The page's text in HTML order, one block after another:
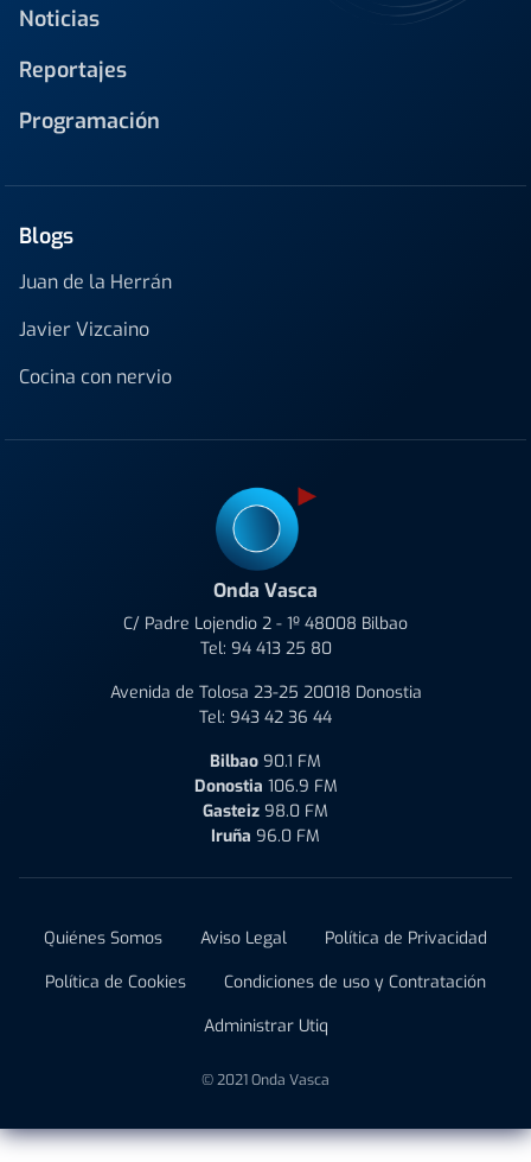
Noticias
Reportajes
Programación
Blogs
Juan de la Herrán
Javier Vizcaino
Cocina con nervio
Onda Vasca
C/ Padre Lojendio 2 - 1º 48008 Bilbao
Tel: 94 413 25 80
Avenida de Tolosa 23-25 20018 Donostia
Tel: 943 42 36 44
Bilbao 90.1 FM
Donostia 106.9 FM
Gasteiz 98.0 FM
Iruña 96.0 FM
Quiénes Somos Aviso Legal
Política de Privacidad
Política de Cookies
Condiciones de uso y Contratación
Administrar Utiq
© 2021 Onda Vasca